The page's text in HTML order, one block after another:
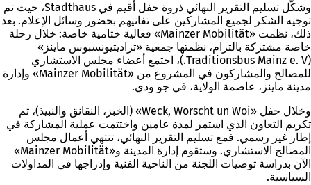
وشكّل تسليم التقرير النهائي ذروة حفل أقيم في Stadthaus، حيث تم
توجيه الشكر لجميع المشاركين على تفانيهم بحضور وسائل الإعلام. بعد
ذلك، نظمت «Mainzer Mobilität» فعالية ختامية خاصة: خلال رحلة
خاصة مشتركة بالترام، نظمتها جمعية «تراديتيونسبوس ماينز»
(Traditionsbus Mainz e. V.)، اجتمع أعضاء مجلس الاستشاري
للمصالح والمشاركون في المشروع من «Mainzer Mobilität» وإدارة
مدينة ماينز، عاصمة الولاية، في جو ودي.
وخلال حفل «Weck, Worscht un Woi» (الخبز، النقانق والنبيذ)، تم
تكريم التعاون الذي استمر لمدة عامين واختتمت عملية المشاركة في
إطار غير رسمي. فمع تسليم التقرير النهائي، تنتهي أعمال مجلس
المصالح الاستشاري. وستقوم إدارة المدينة و«Mainzer Mobilität»
الآن بدراسة توصيات اللجنة من الناحية الفنية وإدراجها في المداولات
السياسية.